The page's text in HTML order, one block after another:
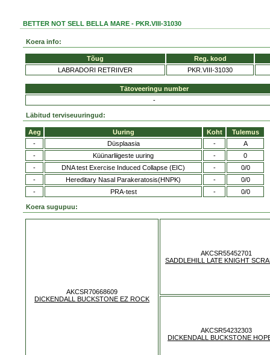
BETTER NOT SELL BELLA MARE - PKR.VIII-31030
Koera info:
Tõug
Reg. kood
LABRADORI RETRIIVER
PKR.VIII-31030
Tätoveeringu number
-
Läbitud terviseuuringud:
Aeg Uuring Koht
Tulemus
-
Düsplaasia -
A
-
Küünarliigeste uuring -
0
-
DNA test Exercise Induced Collapse (EIC) -
0/0
-
Hereditary Nasal Parakeratosis(HNPK) -
0/0
-
PRA-test - 0/0
Koera sugupuu:
AKCSR70668609
DICKENDALL BUCKSTONE EZ ROCK
AKCSR55452701
SADDLEHILL LATE KNIGHT
AKCSR54232303
DICKENDALL BUCKSTONE